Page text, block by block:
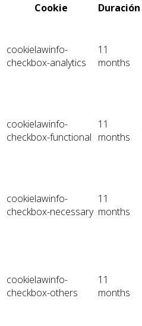
Cookie
Duración
cookielawinfo-
checkbox-analytics
11
months
cookielawinfo-
checkbox-functional
11
months
cookielawinfo-
checkbox-necessary
11
months
cookielawinfo-
checkbox-others
11
months